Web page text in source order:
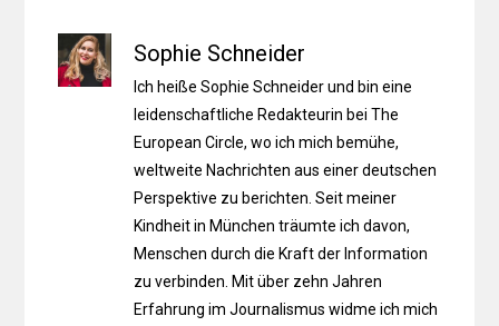
Sophie Schneider
Ich heiße Sophie Schneider und bin eine
leidenschaftliche Redakteurin bei The
European Circle, wo ich mich bemühe,
weltweite Nachrichten aus einer deutschen
Perspektive zu berichten. Seit meiner
Kindheit in München träumte ich davon,
Menschen durch die Kraft der Information
zu verbinden. Mit über zehn Jahren
Erfahrung im Journalismus widme ich mich